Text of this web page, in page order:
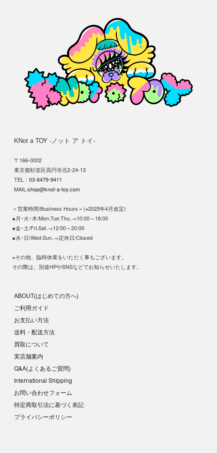
KNot a TOY -ノット ア トイ-
〒166-0002
東京都杉並区高円寺北2-24-13
TEL： 03-6479-9411
MAIL:shop@knot-a-toy.com
＜営業時間/Business Hours＞(※2025年4月改定)
●月･火･木/Mon.Tue.Thu.→10:00～18:00
●金･土/Fri.Sat.→12:00～20:00
●水･日/Wed.Sun.→定休日/Closed
※その他、臨時休業をいただく事もございます。
その際は、別途HPやSNSなどでお知らせいたします。
ABOUT(はじめての方へ)
ご利用ガイド
お支払い方法
送料・配送方法
買取について
実店舗案内
Q&A(よくあるご質問)
International Shipping
お問い合わせフォーム
特定商取引法に基づく表記
プライバシーポリシー